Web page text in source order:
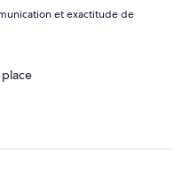
et exactitude de